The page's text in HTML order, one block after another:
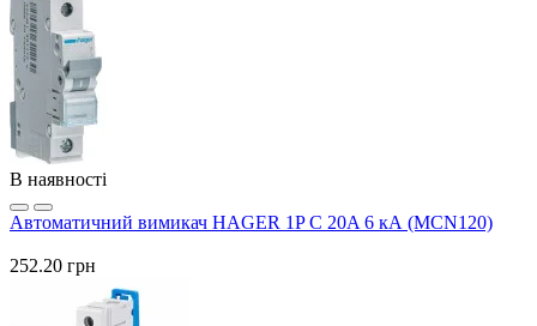
В наявності
Автоматичний вимикач HAGER 1P C 20A 6 кА (MCN120)
252.20 грн